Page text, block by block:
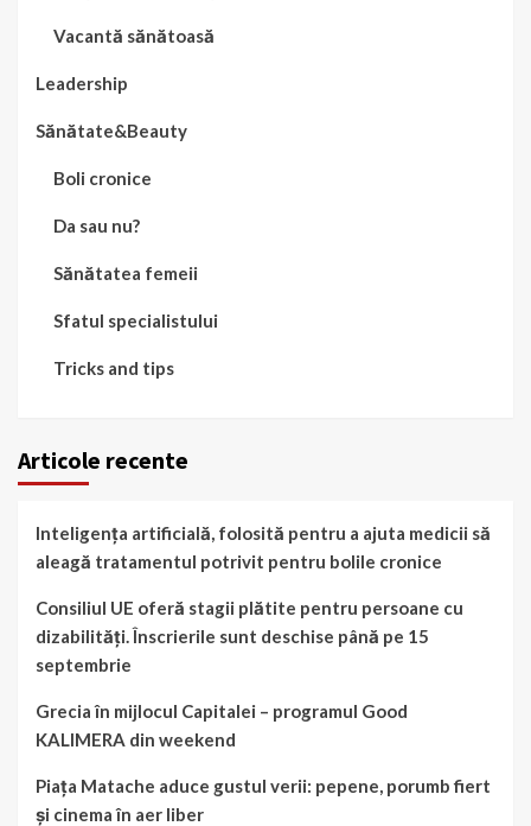
Vacantă sănătoasă
Leadership
Sănătate&Beauty
Boli cronice
Da sau nu?
Sănătatea femeii
Sfatul specialistului
Tricks and tips
Articole recente
Inteligența artificială, folosită pentru a ajuta medicii să
aleagă tratamentul potrivit pentru bolile cronice
Consiliul UE oferă stagii plătite pentru persoane cu
dizabilități. Înscrierile sunt deschise până pe 15
septembrie
Grecia în mijlocul Capitalei – programul Good
KALIMERA din weekend
Piața Matache aduce gustul verii: pepene, porumb fiert
și cinema în aer liber